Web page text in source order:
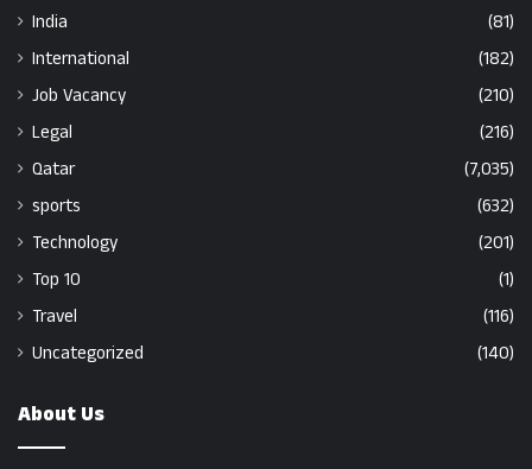
India
(81)
International
(182)
Job Vacancy
(210)
Legal
(216)
Qatar
(7,035)
sports
(632)
Technology
(201)
Top 10
(1)
Travel
(116)
Uncategorized
(140)
About Us